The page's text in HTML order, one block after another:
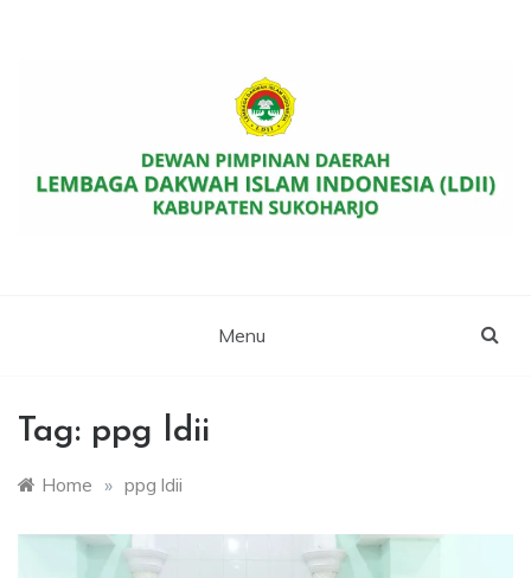
Menu
Tag: ppg ldii
Home » ppg ldii